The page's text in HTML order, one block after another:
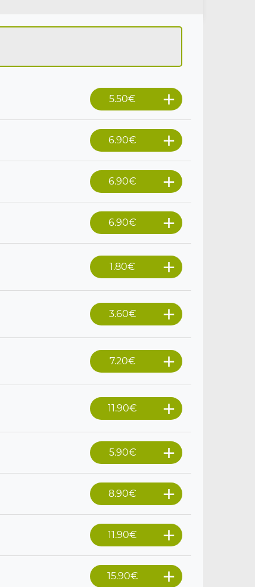
5.50€
6.90€
6.90€
6.90€
1.80€
3.60€
7.20€
11.90€
5.90€
8.90€
11.90€
15.90€